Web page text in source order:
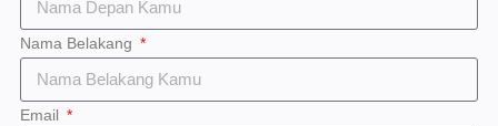
Nama Belakang
Email